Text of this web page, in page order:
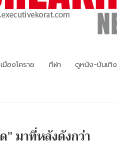
มืองโคราช กีฬา ดูหนัง-บันเทิง
” มาที่หลังดังกว่า